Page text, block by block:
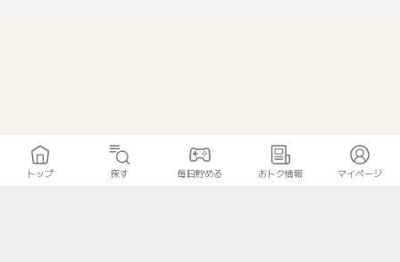
トップ 探す 毎日貯める おトク情報 マイページ